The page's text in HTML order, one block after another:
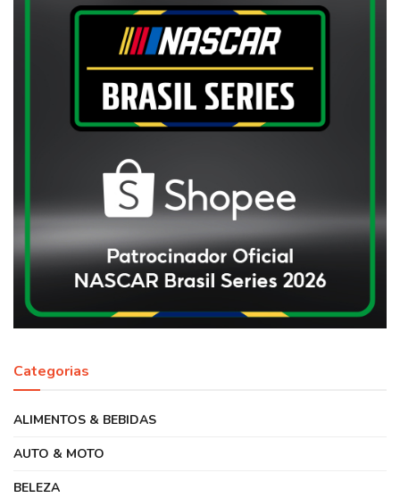
Categorias
ALIMENTOS & BEBIDAS
AUTO & MOTO
BELEZA